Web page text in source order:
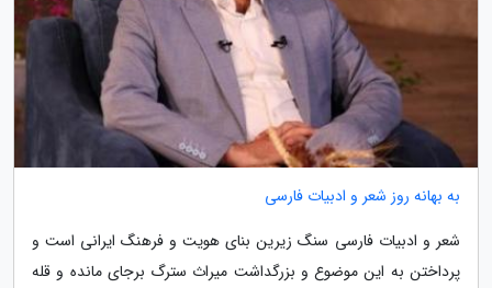
به بهانه روز شعر و ادبیات فارسی
شعر و ادبیات فارسی سنگ زیرین بنای هویت و فرهنگ ایرانی است و
پرداختن به این موضوع و بزرگداشت میراث سترگ برجای مانده و قله